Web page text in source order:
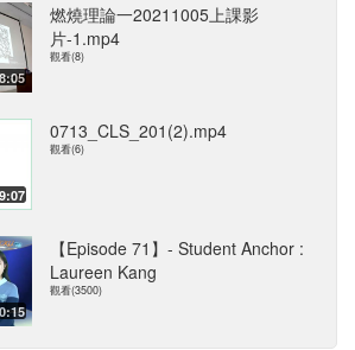
燃燒理論一20211005上課影
片-1.mp4
觀看(8)
0713_CLS_201(2).mp4
觀看(6)
【Episode 71】- Student Anchor :
Laureen Kang
觀看(3500)